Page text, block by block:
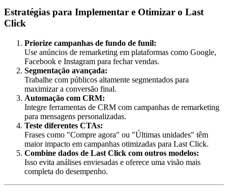
Estratégias para Implementar e Otimizar o Last
Click
Priorize campanhas de fundo de funil:
Use anúncios de remarketing em plataformas como Google,
Facebook e Instagram para fechar vendas.
Segmentação avançada:
Trabalhe com públicos altamente segmentados para
maximizar a conversão final.
Automação com CRM:
Integre ferramentas de CRM com campanhas de remarketing
para mensagens personalizadas.
Teste diferentes CTAs:
Frases como "Compre agora" ou "Últimas unidades" têm
maior impacto em campanhas otimizadas para Last Click.
Combine dados de Last Click com outros modelos:
Isso evita análises enviesadas e oferece uma visão mais
completa do desempenho.